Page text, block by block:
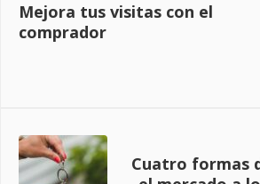
Mejora tus visitas con el
comprador
Cuatro formas